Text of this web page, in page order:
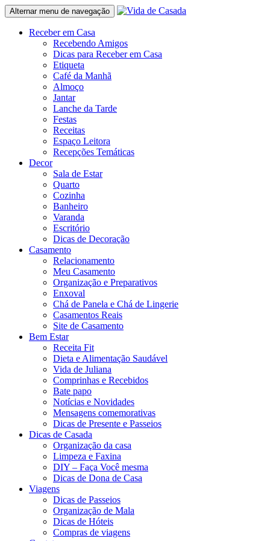
Alternar menu de navegação
Receber em Casa
Recebendo Amigos
Dicas para Receber em Casa
Etiqueta
Café da Manhã
Almoço
Jantar
Lanche da Tarde
Festas
Receitas
Espaço Leitora
Recepções Temáticas
Decor
Sala de Estar
Quarto
Cozinha
Banheiro
Varanda
Escritório
Dicas de Decoração
Casamento
Relacionamento
Meu Casamento
Organização e Preparativos
Enxoval
Chá de Panela e Chá de Lingerie
Casamentos Reais
Site de Casamento
Bem Estar
Receita Fit
Dieta e Alimentação Saudável
Vida de Juliana
Comprinhas e Recebidos
Bate papo
Notícias e Novidades
Mensagens comemorativas
Dicas de Presente e Passeios
Dicas de Casada
Organização da casa
Limpeza e Faxina
DIY – Faça Você mesma
Dicas de Dona de Casa
Viagens
Dicas de Passeios
Organização de Mala
Dicas de Hóteis
Compras de viagens